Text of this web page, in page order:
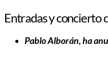
Entradas y concierto
Pablo Alborán, ha